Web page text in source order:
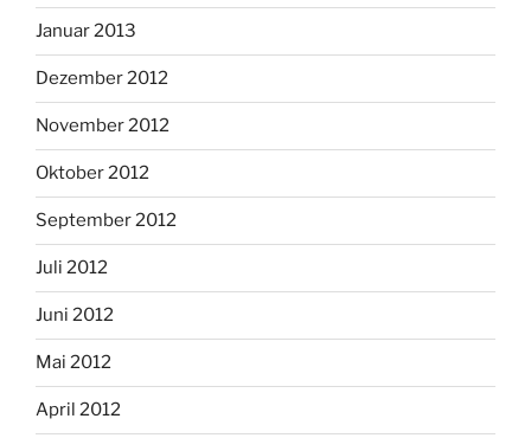
Januar 2013
Dezember 2012
November 2012
Oktober 2012
September 2012
Juli 2012
Juni 2012
Mai 2012
April 2012